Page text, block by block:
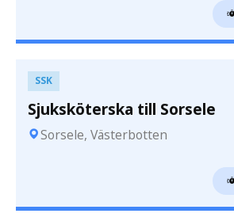
SSK
Sjuksköterska till Sorsele
Sorsele, Västerbotten